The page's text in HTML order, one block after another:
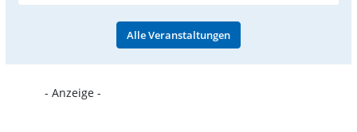
Alle Veranstaltungen
- Anzeige -